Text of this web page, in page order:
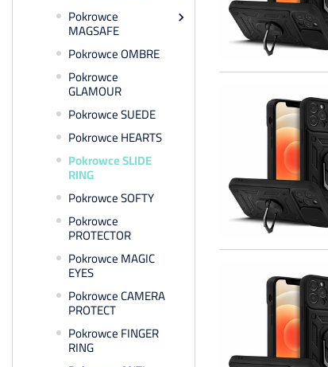
Pokrowce
MAGSAFE

Pokrowce OMBRE
Pokrowce
GLAMOUR
Pokrowce SUEDE
Pokrowce HEARTS
Pokrowce SLIDE
RING
Pokrowce SOFTY
Pokrowce
PROTECTOR
Pokrowce MAGIC
EYES
Pokrowce CAMERA
PROTECT
Pokrowce FINGER
RING